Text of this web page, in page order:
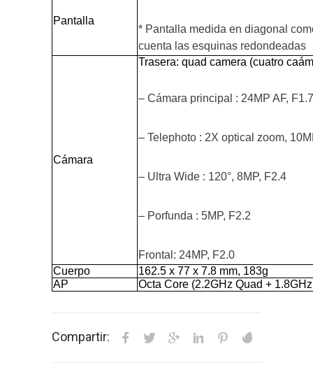
Pantalla
* Pantalla medida en diagonal
cuenta las esquinas redondeadas
Cámara
Trasera: quad camera (cuatro
– Cámara principal : 24MP AF, F1.7
– Telephoto : 2X optical zoom,
– Ultra Wide : 120°, 8MP, F2.4
– Porfunda : 5MP, F2.2
Frontal: 24MP, F2.0
Cuerpo
162.5 x 77 x 7.8 mm, 183g
AP
Octa Core (2.2GHz Quad +
Compartir: